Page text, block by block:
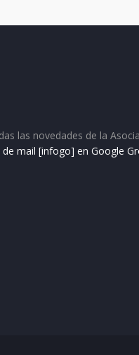
las novedades de la
de mail [infogo] en Google